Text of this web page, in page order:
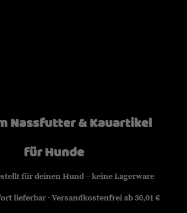
Nassfutter & Kauartikel
für Hunde
für deinen Hund – keine Lagerware
lieferbar · Versandkostenfrei ab 30,01 €